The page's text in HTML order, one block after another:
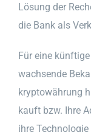
Lösung der
die Bank als
Für eine
wachsende
kryptowährung
kauft bzw. Ihre
ihre